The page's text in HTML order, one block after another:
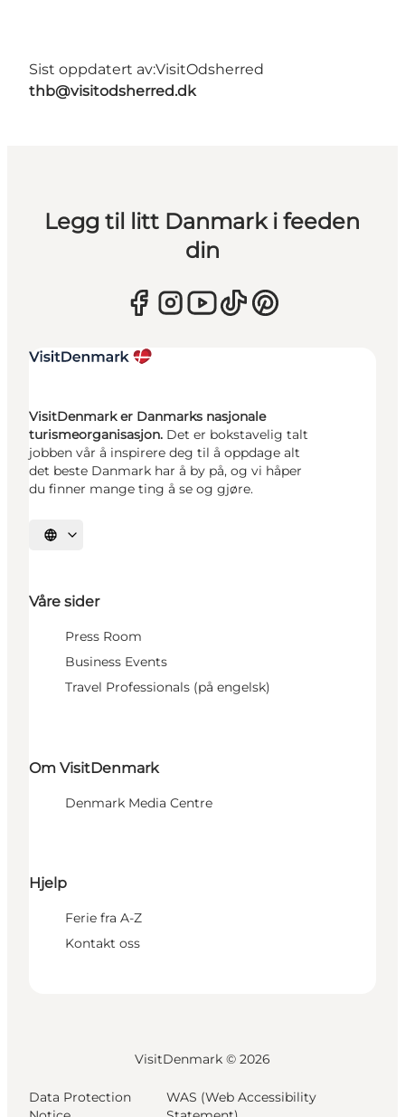
Sist oppdatert av:VisitOdsherred
thb@visitodsherred.dk
Legg til litt Danmark i feeden
din
VisitDenmark er Danmarks nasjonale
turismeorganisasjon. Det er bokstavelig talt
jobben vår å inspirere deg til å oppdage alt
det beste Danmark har å by på, og vi håper
du finner mange ting å se og gjøre.
Velg språk
Våre sider
Press Room
Business Events
Travel Professionals (på engelsk)
Om VisitDenmark
Denmark Media Centre
Hjelp
Ferie fra A-Z
Kontakt oss
VisitDenmark © 2026
Data Protection
WAS (Web Accessibility